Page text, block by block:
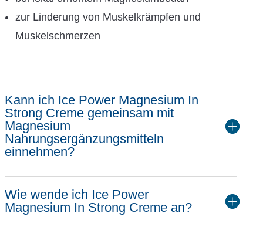
zur Linderung von Muskelkrämpfen und
Muskelschmerzen
Kann ich Ice Power Magnesium In
Strong Creme gemeinsam mit
Magnesium
Nahrungsergänzungsmitteln
einnehmen?
Wie wende ich Ice Power
Magnesium In Strong Creme an?